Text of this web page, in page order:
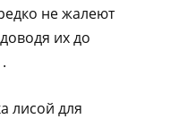
не жалеют
их до
лисой для